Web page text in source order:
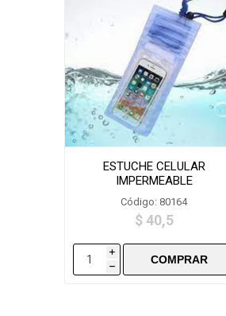
ESTUCHE CELULAR
IMPERMEABLE
SUMERGIBLE FS2620
Código: 80164
$ 40,5
i
h